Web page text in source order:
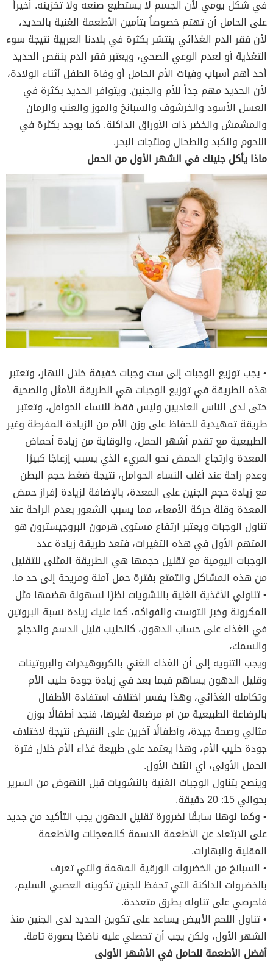
في شكل يومي لأن الجسم لا يستطيع صنعه ولا تخزينه. أخيراً
على الحامل أن تهتم خصوصاً بتأمين الأطعمة الغنية بالحديد،
لأن فقر الدم الغذائي ينتشر بكثرة في بلادنا العربية نتيجة سوء
التغذية أو لعدم الوعي الصحي، ويعتبر فقر الدم بنقص الحديد
أحد أهم أسباب وفيات الأم الحامل أو وفاة الطفل أثناء الولادة،
لأن الحديد مهم جداً للأم والجنين. ويتوافر الحديد بكثرة في
العسل الأسود والخرشوف والسبانخ والموز والعنب والرمان
والمشمش والخضر ذات الأوراق الداكنة. كما يوجد بكثرة في
اللحوم والكبد والطحال ومنتجات البحر.
ماذا يأكل جنينك في الشهر الأول من الحمل
• يجب توزيع الوجبات إلى ست وجبات خفيفة خلال النهار، وتعتبر
هذه الطريقة في توزيع الوجبات هي الطريقة الأمثل والصحية
حتى لدى الناس العاديين وليس فقط للنساء الحوامل، وتعتبر
طريقة تمهيدية للحفاظ على وزن الأم من الزيادة المفرطة وغير
الطبيعية مع تقدم أشهر الحمل، والوقاية من زيادة أحماض
المعدة وارتجاع الحمض نحو المريء الذي يسبب إزعاجًا كبيرًا
وعدم راحة عند أغلب النساء الحوامل، نتيجة ضغط حجم البطن
مع زيادة حجم الجنين على المعدة، بالإضافة لزيادة إفراز حمض
المعدة وقلة حركة الأمعاء، مما يسبب الشعور بعدم الراحة عند
تناول الوجبات ويعتبر ارتفاع مستوى هرمون البروجيسترون هو
المتهم الأول في هذه التغيرات، فتعد طريقة زيادة عدد
الوجبات اليومية مع تقليل حجمها هي الطريقة المثلى للتقليل
من هذه المشاكل والتمتع بفترة حمل آمنة ومريحة إلى حد ما.
• تناولي الأغذية الغنية بالنشويات نظرًا لسهولة هضمها مثل
المكرونة وخبز التوست والفواكه، كما عليك زيادة نسبة البروتين
في الغذاء على حساب الدهون، كالحليب قليل الدسم والدجاج
والسمك،
ويجب التنويه إلى أن الغذاء الغني بالكربوهيدرات والبروتينات
وقليل الدهون يساهم فيما بعد في زيادة جودة حليب الأم
وتكامله الغذائي، وهذا يفسر اختلاف استفادة الأطفال
بالرضاعة الطبيعية من أم مرضعة لغيرها، فنجد أطفالًا بوزن
مثالي وصحة جيدة، وأطفالًا آخرين على النقيض نتيجة لاختلاف
جودة حليب الأم، وهذا يعتمد على طبيعة غذاء الأم خلال فترة
الحمل الأولى، أي الثلث الأول.
وينصح بتناول الوجبات الغنية بالنشويات قبل النهوض من السرير
بحوالي 15: 20 دقيقة.
• وكما نوهنا سابقًا لضرورة تقليل الدهون يجب التأكيد من جديد
على الابتعاد عن الأطعمة الدسمة كالمعجنات والأطعمة
المقلية والبهارات.
• السبانخ من الخضروات الورقية المهمة والتي تعرف
بالخضروات الداكنة التي تحفظ للجنين تكوينه العصبي السليم،
فاحرصي على تناوله بطرق متعددة.
• تناول اللحم الأبيض يساعد على تكوين الحديد لدى الجنين منذ
الشهر الأول، ولكن يجب أن تحصلي عليه ناضجًا بصورة تامة.
أفضل الأطعمة للحامل في الأشهر الأولى